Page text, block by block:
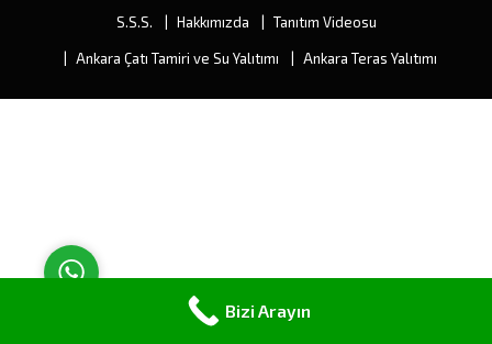
S.S.S. Hakkımızda Tanıtım Videosu
Ankara Çatı Tamiri ve Su Yalıtımı Ankara Teras Yalıtımı
Müşteri Temsilcisi
Bizi Arayın